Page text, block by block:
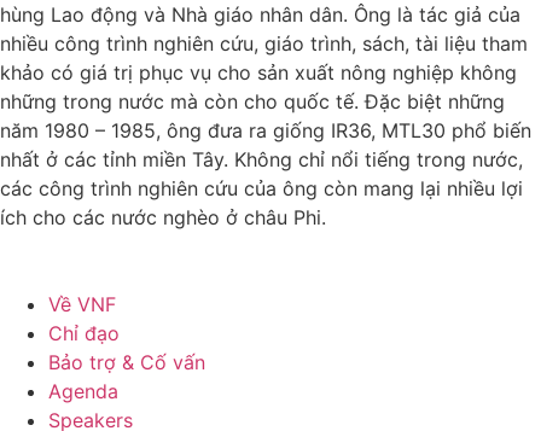
hùng Lao động và Nhà giáo nhân dân. Ông là tác giả của
nhiều công trình nghiên cứu, giáo trình, sách, tài liệu tham
khảo có giá trị phục vụ cho sản xuất nông nghiệp không
những trong nước mà còn cho quốc tế. Đặc biệt những
năm 1980 – 1985, ông đưa ra giống IR36, MTL30 phổ biến
nhất ở các tỉnh miền Tây. Không chỉ nổi tiếng trong nước,
các công trình nghiên cứu của ông còn mang lại nhiều lợi
ích cho các nước nghèo ở châu Phi.
Về VNF
Chỉ đạo
Bảo trợ & Cố vấn
Agenda
Speakers